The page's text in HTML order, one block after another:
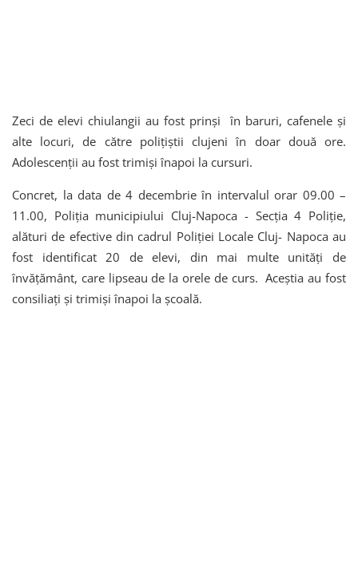
Zeci de elevi chiulangii au fost prinși în baruri, cafenele și
alte locuri, de către polițiștii clujeni în doar două ore.
Adolescenții au fost trimiși înapoi la cursuri.
Concret, la data de 4 decembrie în intervalul orar 09.00 –
11.00, Poliția municipiului Cluj-Napoca - Secția 4 Poliție,
alături de efective din cadrul Poliției Locale Cluj- Napoca au
fost identificat 20 de elevi, din mai multe unități de
învățământ, care lipseau de la orele de curs. Aceștia au fost
consiliați și trimiși înapoi la școală.